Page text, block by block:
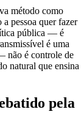
método como
pessoa quer fazer
pública — é
é uma
não é controle de
natural que ensina
pela